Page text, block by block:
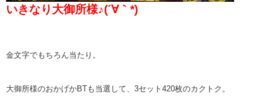
いきなり大御所様♪(´∀｀*)
金文字でもちろん当たり。
大御所様のおかげかBTも当選して、3セット420枚のカクトク。